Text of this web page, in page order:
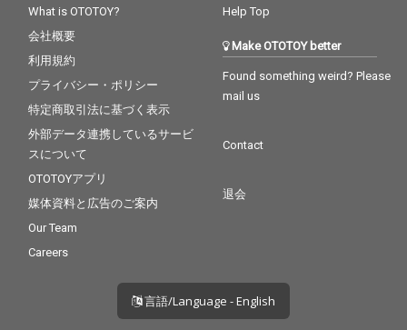
What is OTOTOY?
会社概要
利用規約
プライバシー・ポリシー
特定商取引法に基づく表示
外部データ連携しているサービ
スについて
OTOTOYアプリ
媒体資料と広告のご案内
Our Team
Careers
Help Top
Make OTOTOY better
Found something weird? Please
mail us
Contact
退会
言語/Language - English